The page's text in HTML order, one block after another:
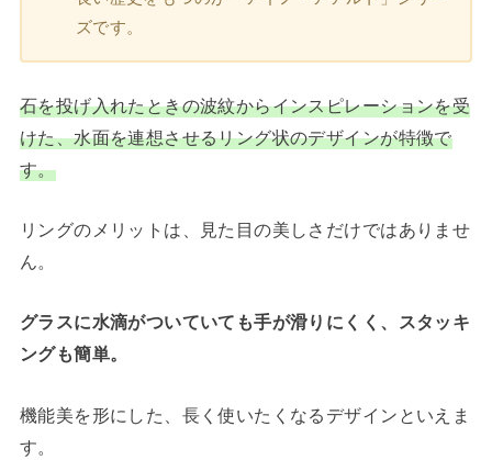
ズです。
石を投げ入れたときの波紋からインスピレーションを受
けた、水面を連想させるリング状のデザインが特徴で
す。
リングのメリットは、見た目の美しさだけではありませ
ん。
グラスに水滴がついていても手が滑りにくく、スタッキ
ングも簡単。
機能美を形にした、長く使いたくなるデザインといえま
す。